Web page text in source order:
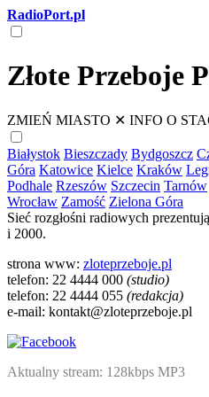
RadioPort.pl
Złote Przeboje
ZMIEŃ MIASTO ✕ INFO O
Białystok Bieszczady Bydgoszcz
Góra Katowice Kielce Kraków
Podhale Rzeszów Szczecin Tarnów
Wrocław Zamość Zielona Góra
Sieć rozgłośni radiowych
i 2000.
strona www: zloteprzeboje.pl
telefon: 22 4444 000 (studio)
telefon: 22 4444 055 (redakcja)
e-mail: kontakt@zloteprzeboje.pl
Aktualny stream: 128kbps MP3